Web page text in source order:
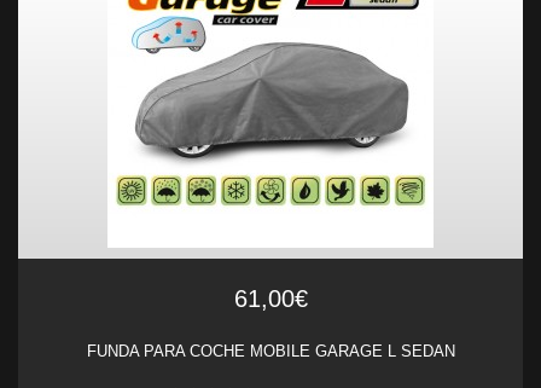
61,00€
FUNDA PARA COCHE MOBILE GARAGE L SEDAN